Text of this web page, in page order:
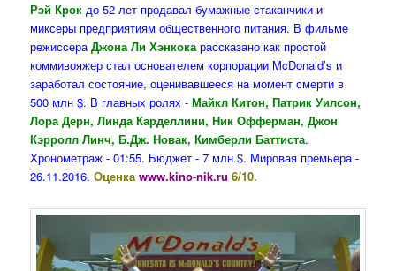
Рэй Крок до 52 лет продавал бумажные стаканчики и
миксеры предприятиям общественного питания. В фильме
режиссераДжона Ли Хэнкокарассказано как простой
коммивояжер стал основателем корпорации McDonald’s и
заработал состояние, оценивавшееся на момент смерти в
500 млн $. В главных ролях -Майкл Китон, Патрик Уилсон,
Лора Дерн, Линда Карделлини, Ник Офферман, Джон
Кэрролл Линч, Б.Дж. Новак, Кимберли Баттиста.
Хронометраж - 01:55. Бюджет - 7 млн.$. Мировая премьера -
26.11.2016. Оценкаwww.kino-nik.ru 6/10.